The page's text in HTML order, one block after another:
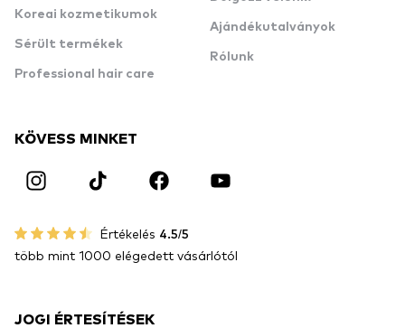
Koreai kozmetikumok
Sérült termékek
Professional hair care
Ajándékutalványok
Rólunk
KÖVESS MINKET
Értékelés 4.5/5
több mint 1000 elégedett vásárlótól
JOGI ÉRTESÍTÉSEK